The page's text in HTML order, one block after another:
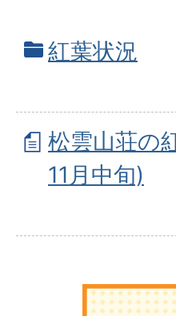
紅葉状況
松雲山荘の
11月中旬)